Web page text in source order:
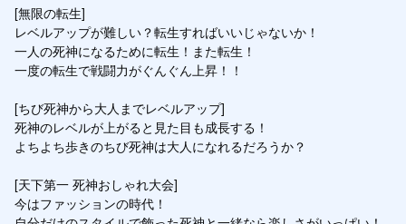
[無限の転生]
レベルアップが難しい？転生すればいいじゃないか！
一人の死神になるために転生！また転生！
一度の転生で戦闘力がぐんぐん上昇！！
[ちび死神から大人までレベルアップ]
死神のレベルが上がると見た目も成長する！
よちよち歩きのちび死神は大人になれるだろうか？
[天下第一 死神おしゃれ大会]
今はファッションの時代！